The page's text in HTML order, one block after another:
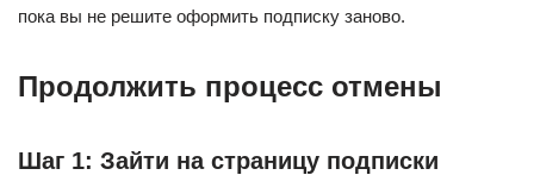
пока вы не решите оформить подписку заново.
Продолжить процесс отмены
Шаг 1: Зайти на страницу подписки